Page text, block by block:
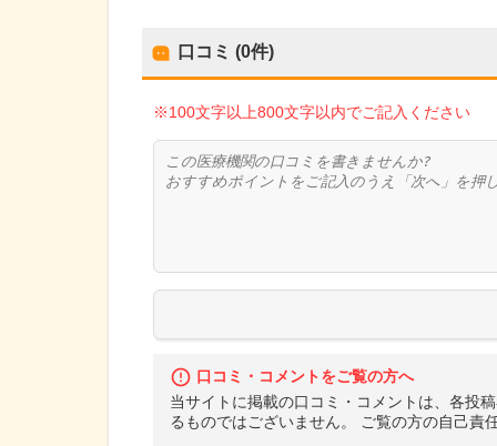
口コミ (0件)
※100文字以上800文字以内でご記入ください
口コミ・コメントをご覧の方へ
当サイトに掲載の口コミ・コメントは、各投
るものではございません。 ご覧の方の自己責